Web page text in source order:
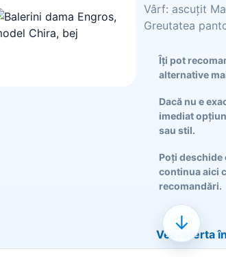
Vârf: ascuțit
Greutatea
Îți pot
alternative
Dacă nu e
imediat
sau stil.
Poți deschide
continua aici
recomandări.
Vezi oferta
↓